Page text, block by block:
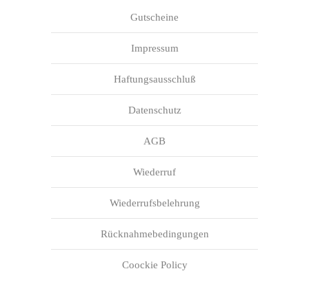
Gutscheine
Impressum
Haftungsausschluß
Datenschutz
AGB
Wiederruf
Wiederrufsbelehrung
Rücknahmebedingungen
Coockie Policy